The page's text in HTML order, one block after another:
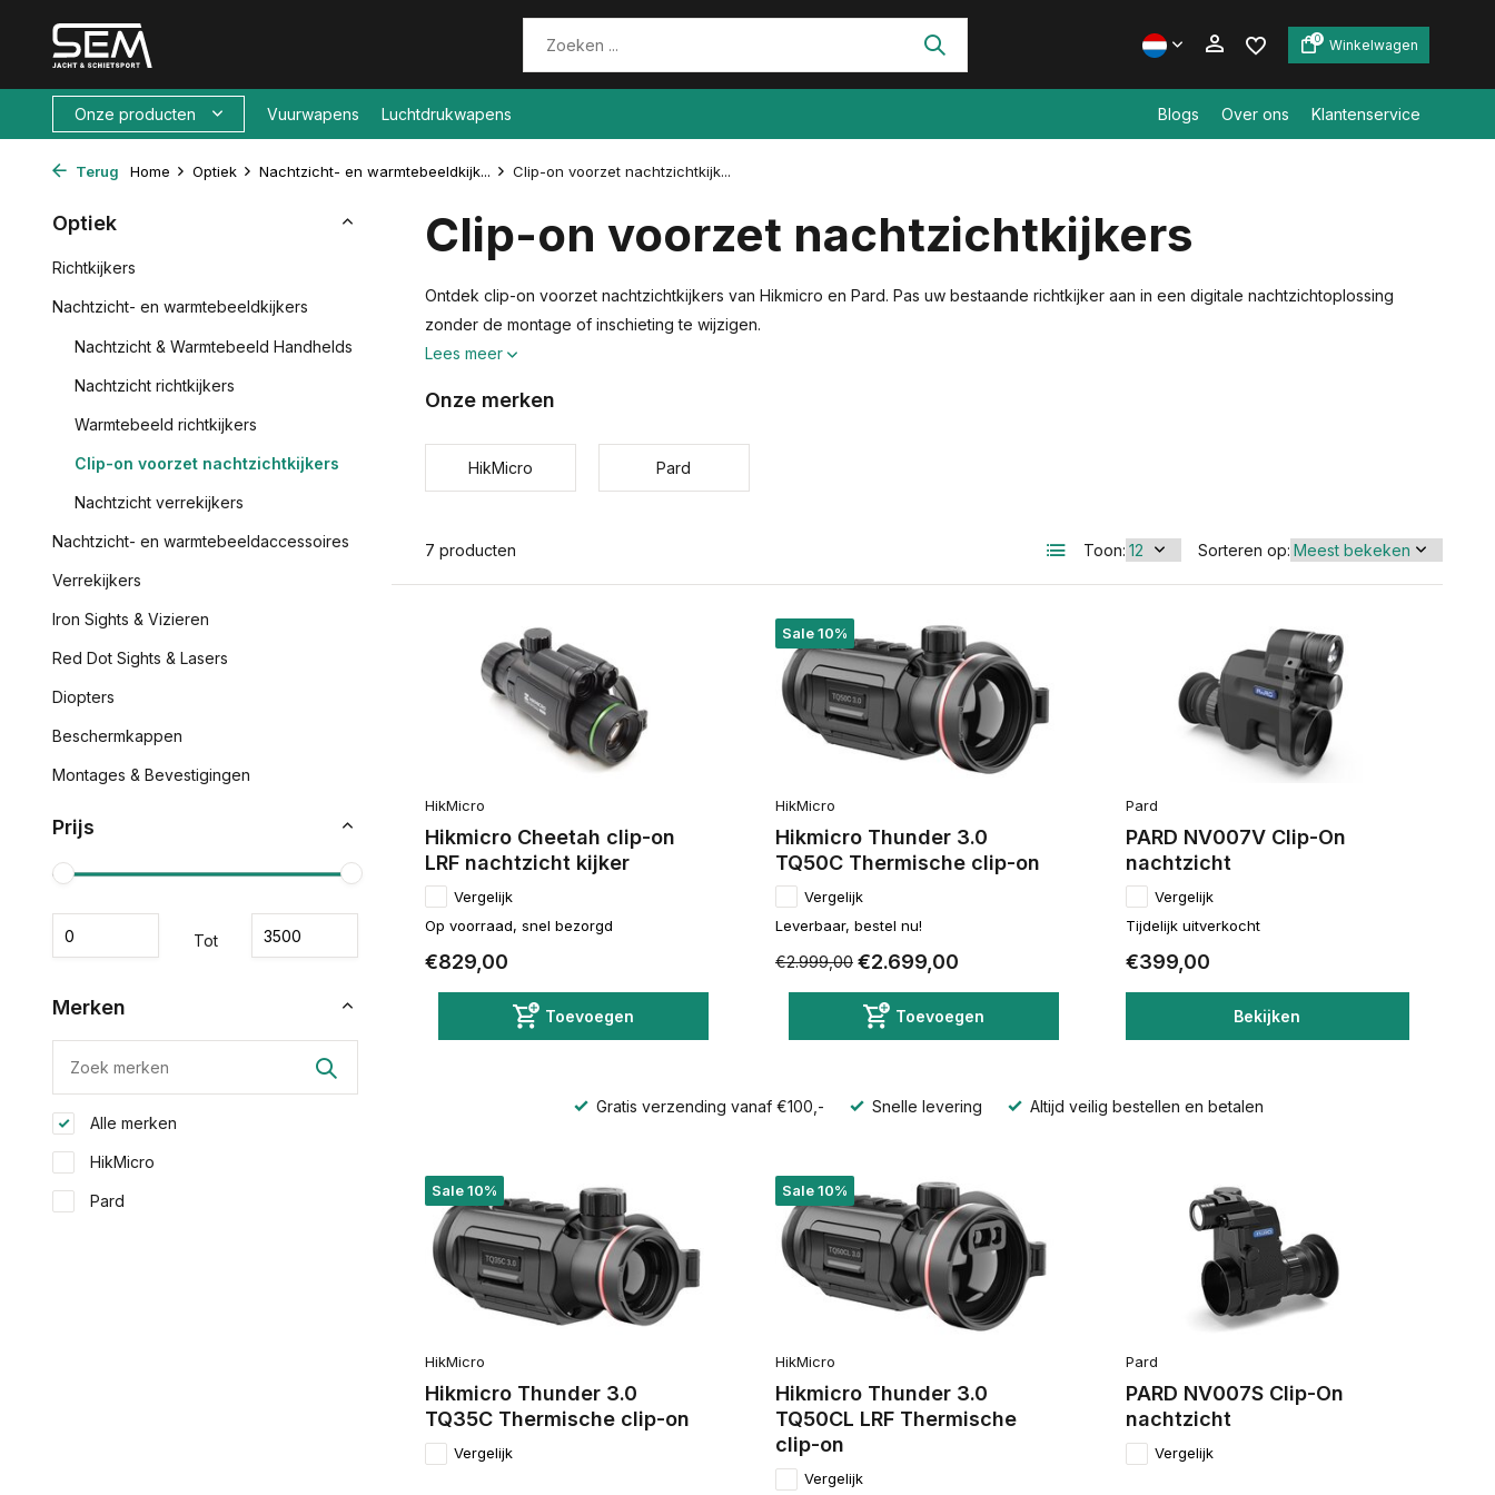
0 Winkelwagen
Onze producten Vuurwapens Luchtdrukwapens Blogs Over ons Klantenservice
Terug Home Optiek Nachtzicht- en warmtebeeldkijk... Clip-on voorzet nachtzichtkijk...
Optiek
Richtkijkers
Nachtzicht- en warmtebeeldkijkers
Nachtzicht & Warmtebeeld Handhelds
Nachtzicht richtkijkers
Warmtebeeld richtkijkers
Clip-on voorzet nachtzichtkijkers
Nachtzicht verrekijkers
Nachtzicht- en warmtebeeldaccessoires
Verrekijkers
Iron Sights & Vizieren
Red Dot Sights & Lasers
Diopters
Beschermkappen
Montages & Bevestigingen
Prijs
Tot
Merken
Alle merken
HikMicro
Pard
Clip-on voorzet nachtzichtkijkers
Ontdek clip-on voorzet nachtzichtkijkers van Hikmicro en Pard. Pas uw bestaande richtkijker aan in een digitale nachtzichtoplossing
zonder de montage of inschieting te wijzigen.
Lees meer
Onze merken
HikMicro Pard
7 producten Toon: Sorteren op:
HikMicro
Hikmicro Cheetah clip-on
LRF nachtzicht kijker
Vergelijk
Op voorraad, snel bezorgd
€829,00
Toevoegen
Sale 10%
HikMicro
Hikmicro Thunder 3.0
TQ50C Thermische clip-on
Vergelijk
Leverbaar, bestel nu!
€2.999,00 €2.699,00
Toevoegen
Pard
PARD NV007V Clip-On
nachtzicht
Vergelijk
Tijdelijk uitverkocht
€399,00
Bekijken
Gratis verzending vanaf €100,- Snelle levering Altijd veilig bestellen en betalen
Sale 10%
HikMicro
Hikmicro Thunder 3.0
TQ35C Thermische clip-on
Vergelijk
Sale 10%
HikMicro
Hikmicro Thunder 3.0
TQ50CL LRF Thermische
clip-on
Vergelijk
Pard
PARD NV007S Clip-On
nachtzicht
Vergelijk